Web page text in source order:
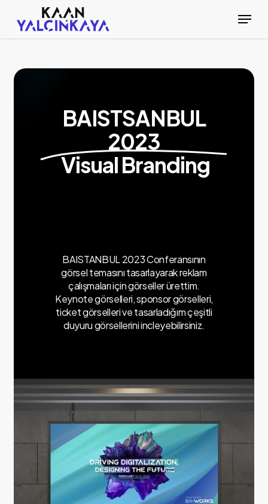
Menu
BAISTSANBUL
2023
Visual Branding
BAISTANBUL 2023 Conferansının
görsel temasını tasarlayarak reklam
çalışmaları için görseller ürettim.
Keynote görselleri, sponsor görselleri,
ticket görselleri ve tasarladığım çeşitli
duyuru görsellerini incleyebilirsiniz.